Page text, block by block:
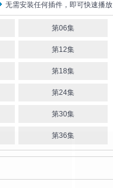
无需安装任何插件，即可快速播放
第06集
第12集
第18集
第24集
第30集
第36集